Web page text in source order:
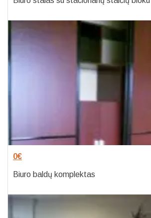
0€
Biuro baldų komplektas